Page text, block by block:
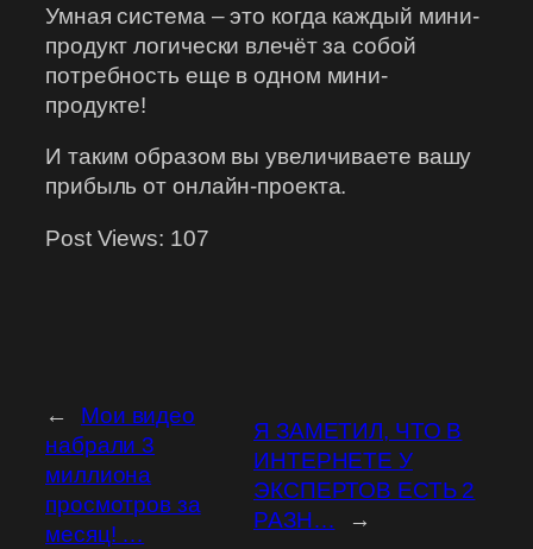
Умная система – это когда каждый мини-
продукт логически влечёт за собой
потребность еще в одном мини-
продукте!
И таким образом вы увеличиваете вашу
прибыль от онлайн-проекта.
Post Views: 107
←
Мои видео
набрали 3
миллиона
просмотров за
месяц! …
Я ЗАМЕТИЛ, ЧТО В
ИНТЕРНЕТЕ У
ЭКСПЕРТОВ ЕСТЬ 2
РАЗН…
→